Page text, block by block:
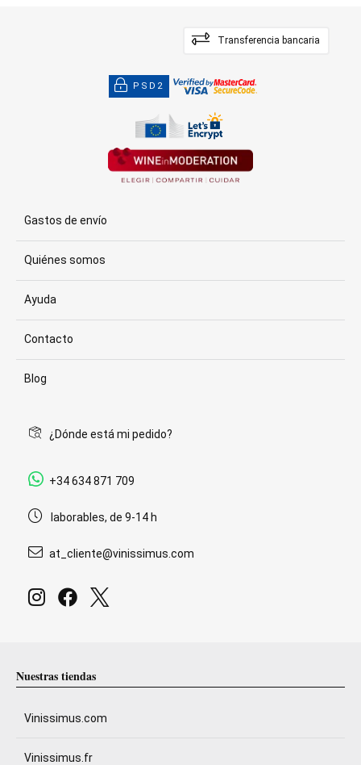
Transferencia bancaria
PSD2
Gastos de envío
Quiénes somos
Ayuda
Contacto
Blog
¿Dónde está mi pedido?
+34 634 871 709
laborables, de 9-14 h
at_cliente@vinissimus.com
Nuestras tiendas
Vinissimus.com
Vinissimus.fr